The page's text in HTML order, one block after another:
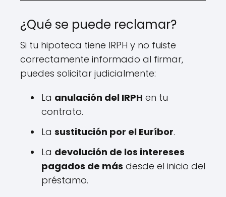
¿Qué se puede reclamar?
Si tu hipoteca tiene IRPH y no fuiste
correctamente informado al firmar,
puedes solicitar judicialmente:
La anulación del IRPH en tu
contrato.
La sustitución por el Euríbor.
La devolución de los intereses
pagados de más desde el inicio del
préstamo.